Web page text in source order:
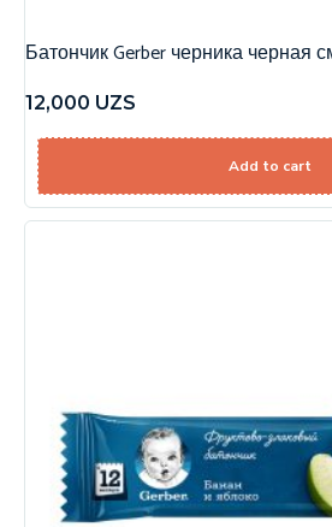
Батончик Gerber черника черная
12,000 UZS
Add to cart